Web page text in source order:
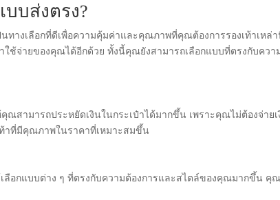
บส่งตรง?
ทางเลือกที่ดีเพื่อความคุ้มค่าและคุณภาพที่คุณต้องการรองเท้าเหล่า
ช้จ่ายของคุณได้อีกด้วย ทั้งนี้คุณยังสามารถเลือกแบบที่ตรงกับควา
สามารถประหยัดเงินในกระเป๋าได้มากขึ้น เพราะคุณไม่ต้องจ่ายเ
าที่มีคุณภาพในราคาที่เหมาะสมขึ้น
ลือกแบบต่าง ๆ ที่ตรงกับความต้องการและสไตล์ของคุณมากขึ้น คุณ